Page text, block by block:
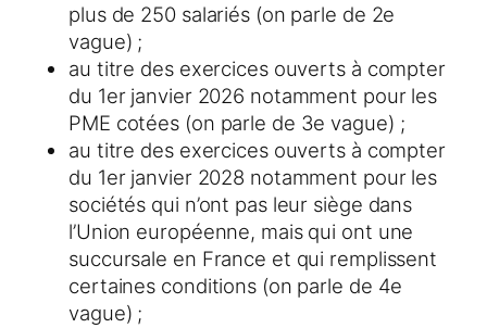
plus de 250 salariés (on parle de 2e
vague) ;
au titre des exercices ouverts à compter
du 1er janvier 2026 notamment pour les
PME cotées (on parle de 3e vague) ;
au titre des exercices ouverts à compter
du 1er janvier 2028 notamment pour les
sociétés qui n’ont pas leur siège dans
l’Union européenne, mais qui ont une
succursale en France et qui remplissent
certaines conditions (on parle de 4e
vague) ;